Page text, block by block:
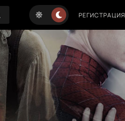
РЕГИСТРАЦИЯ